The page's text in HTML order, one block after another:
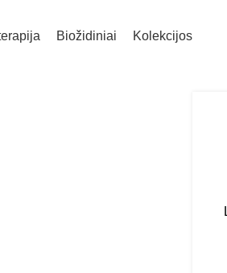
Biožidiniai Kolekcijos